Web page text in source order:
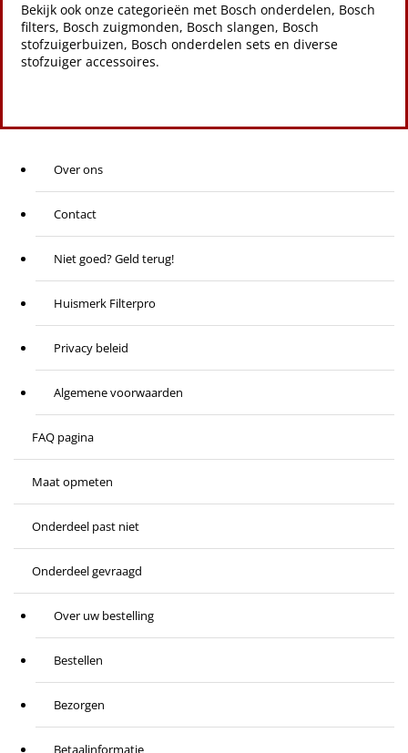
Bekijk ook onze categorieën met Bosch onderdelen, Bosch
filters, Bosch zuigmonden, Bosch slangen, Bosch
stofzuigerbuizen, Bosch onderdelen sets en diverse
stofzuiger accessoires.
Over ons
Contact
Niet goed? Geld terug!
Huismerk Filterpro
Privacy beleid
Algemene voorwaarden
FAQ pagina
Maat opmeten
Onderdeel past niet
Onderdeel gevraagd
Over uw bestelling
Bestellen
Bezorgen
Betaalinformatie